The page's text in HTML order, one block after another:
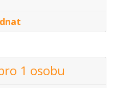
1 osobu